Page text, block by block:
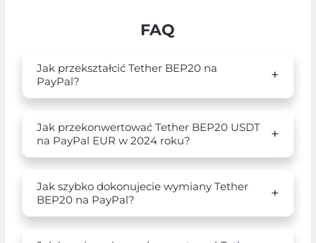
FAQ
Jak przekształcić Tether BEP20 na
PayPal?
Jak przekonwertować Tether BEP20 USDT
na PayPal EUR w 2024 roku?
Jak szybko dokonujecie wymiany Tether
BEP20 na PayPal?